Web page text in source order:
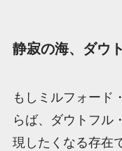
静寂の海、ダウ
もしミルフォード
らば、ダウトフル
現したくなる存在